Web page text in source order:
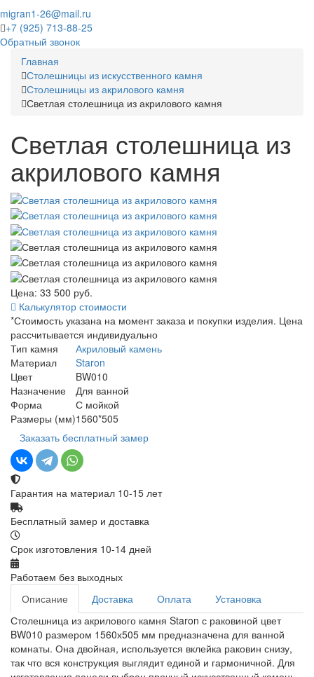
migran1-26@mail.ru
+7 (925) 713-88-25
Обратный звонок
Главная
Столешницы из искусственного камня
Столешницы из акрилового камня
Светлая столешница из акрилового камня
Светлая столешница из
акрилового камня
Цена: 33 500 руб.
Калькулятор стоимости
*Стоимость указана на момент заказа и покупки изделия. Цена
рассчитывается индивидуально
Тип камня
Акриловый камень
Материал
Staron
Цвет
BW010
Назначение
Для ванной
Форма
С мойкой
Размеры (мм)1560*505
Заказать бесплатный замер
Гарантия на материал 10-15 лет
Бесплатный замер и доставка
Срок изготовления 10-14 дней
Работаем без выходных
Описание
Доставка Оплата
Установка
Столешница из акрилового камня Staron с раковиной цвет
BW010 размером 1560х505 мм предназначена для ванной
комнаты. Она двойная, используется вклейка раковин снизу,
так что вся конструкция выглядит единой и гармоничной. Для